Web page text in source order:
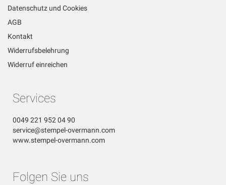
Datenschutz und Cookies
AGB
Kontakt
Widerrufsbelehrung
Widerruf einreichen
Services
0049 221 952 04 90
service@stempel-overmann.com
www.stempel-overmann.com
Folgen Sie uns